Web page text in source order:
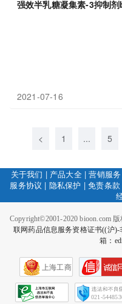
强效半乳糖凝集素-3抑制
2021-07-16
< 1 ... 5
关于我们 | 产品大全|营销服务
服务协议 | 隐私保护 |免责条款
Copyright©2001-2020 bioon.com
联网药品信息服务资格证书((沪)-
箱：
上海工商
021-